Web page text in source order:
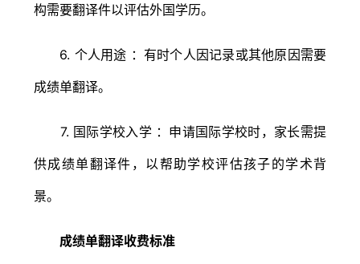
构需要翻译件以评估外国学历。
6. 个人用途 ：有时个人因记录或其他原因需要
成绩单翻译。
7. 国际学校入学 ：申请国际学校时，家长需提
供成绩单翻译件，以帮助学校评估孩子的学术背
景。
成绩单翻译收费标准